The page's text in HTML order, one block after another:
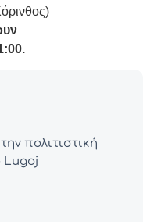
πολιτιστική
Lugoj